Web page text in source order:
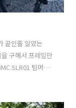
끝인줄 알았는
구해서 프레임만
SLR01 팀머신
: BMC SLR01 팀
구동계 : SRAM